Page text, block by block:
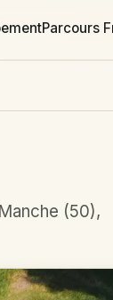
Parcours
(50),